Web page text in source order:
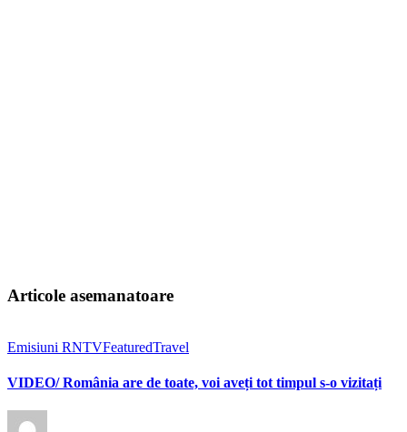
Articole asemanatoare
Emisiuni RNTVFeaturedTravel
VIDEO/ România are de toate, voi aveți tot timpul s-o vizitați